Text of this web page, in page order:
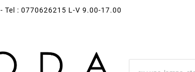
- Tel : 0770626215 L-V 9.00-17.00